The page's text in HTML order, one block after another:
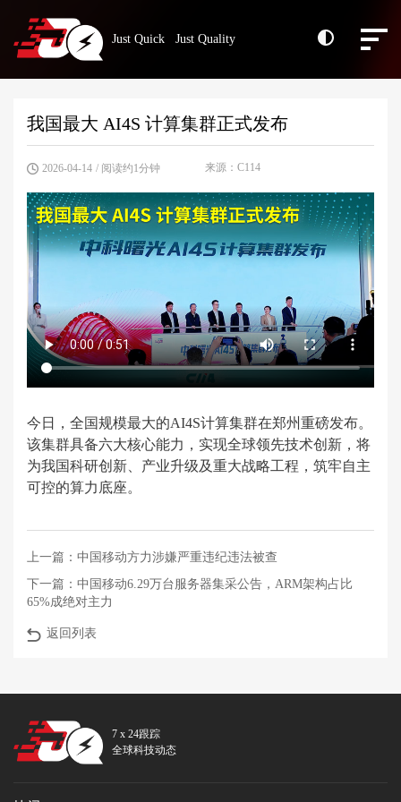
Just Quick Just Quality
我国最大 AI4S 计算集群正式发布
2026-04-14 / 阅读约1分钟 来源：C114
今日，全国规模最大的AI4S计算集群在郑州重磅发布。
该集群具备六大核心能力，实现全球领先技术创新，将
为我国科研创新、产业升级及重大战略工程，筑牢自主
可控的算力底座。
上一篇： 中国移动方力涉嫌严重违纪违法被查
下一篇： 中国移动6.29万台服务器集采公告，ARM架构占比
65%成绝对主力
返回列表
7 x 24跟踪
全球科技动态